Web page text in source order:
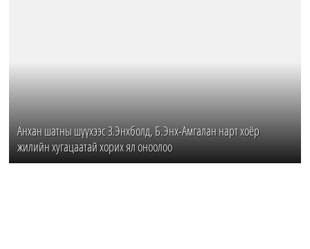
Анхан шатны шүүхээс З.Энхболд, Б.Энх-Амгалан нарт хоёр
жилийн хугацаатай хорих ял оноолоо